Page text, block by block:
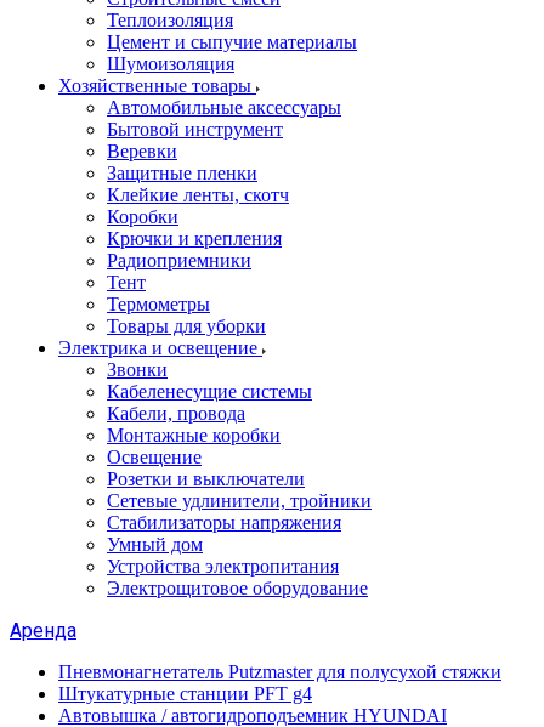
Теплоизоляция
Цемент и сыпучие материалы
Шумоизоляция
Хозяйственные товары
Автомобильные аксессуары
Бытовой инструмент
Веревки
Защитные пленки
Клейкие ленты, скотч
Коробки
Крючки и крепления
Радиоприемники
Тент
Термометры
Товары для уборки
Электрика и освещение
Звонки
Кабеленесущие системы
Кабели, провода
Монтажные коробки
Освещение
Розетки и выключатели
Сетевые удлинители, тройники
Стабилизаторы напряжения
Умный дом
Устройства электропитания
Электрощитовое оборудование
Аренда
Пневмонагнетатель Putzmaster для полусухой стяжки
Штукатурные станции PFT g4
Автовышка / автогидроподъемник HYUNDAI